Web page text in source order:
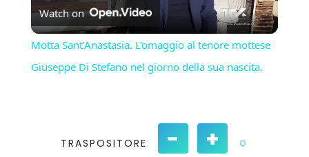
Video
Watch on
Motta Sant'Anastasia. L'omaggio al tenore mottese
Giuseppe Di Stefano nel giorno della sua nascita.
TRASPOSITORE - + 0